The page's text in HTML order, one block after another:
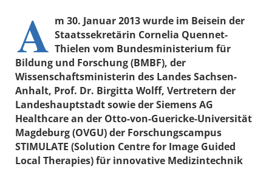
A m 30. Januar 2013 wurde im Beisein der
Staatssekretärin Cornelia Quennet-
Thielen vom Bundesministerium für
Bildung und Forschung (BMBF), der
Wissenschaftsministerin des Landes Sachsen-
Anhalt, Prof. Dr. Birgitta Wolff, Vertretern der
Landeshauptstadt sowie der Siemens AG
Healthcare an der Otto-von-Guericke-Universität
Magdeburg (OVGU) der Forschungscampus
STIMULATE (Solution Centre for Image Guided
Local Therapies) für innovative Medizintechnik